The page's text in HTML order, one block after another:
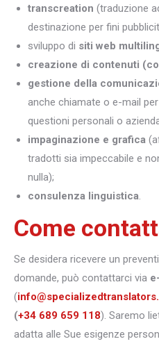
transcreation (traduzione
destinazione per fini
sviluppo di siti web
creazione di contenuti
gestione della
anche chiamate o e-mail
questioni personali o
impaginazione e grafica
tradotti sia impeccabile e
nulla);
consulenza linguistica.
Come
Se desidera ricevere un
domande, può contattarci via
(
(+34 689 659 118). Saremo
adatta alle Sue esigenze